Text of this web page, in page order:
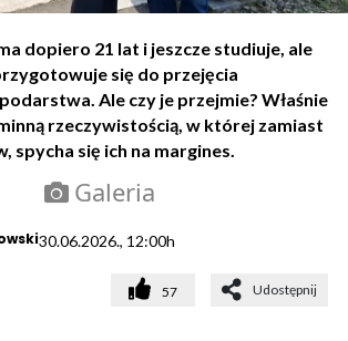
dopiero 21 lat i jeszcze studiuje, ale
się do przejęcia
Ale czy je przejmie? Właśnie
rzeczywistością, w której zamiast
spycha się ich na margines.
Galeria
30.06.2026., 12:00h
57 Udostępnij